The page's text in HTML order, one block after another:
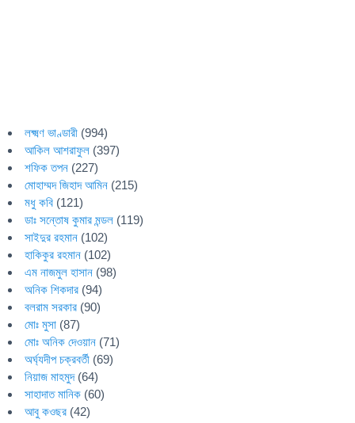
লক্ষ্মণ ভাণ্ডারী (994)
আকিল আশরাফুল (397)
শফিক তপন (227)
মোহাম্মদ জিহাদ আমিন (215)
মধু কবি (121)
ডাঃ সন্তোষ কুমার মন্ডল (119)
সাইদুর রহমান (102)
হাকিকুর রহমান (102)
এম নাজমুল হাসান (98)
অনিক শিকদার (94)
বলরাম সরকার (90)
মোঃ মুসা (87)
মোঃ অনিক দেওয়ান (71)
অর্ঘ্যদীপ চক্রবর্তী (69)
নিয়াজ মাহমুদ(64)
সাহাদাত মানিক (60)
আবু কওছর (42)